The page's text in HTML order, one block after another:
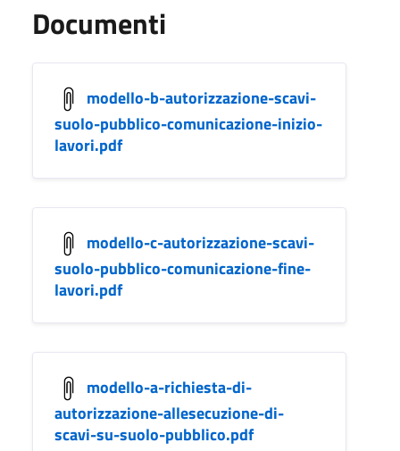
Documenti
modello-b-autorizzazione-scavi-
suolo-pubblico-comunicazione-inizio-
lavori.pdf
modello-c-autorizzazione-scavi-
suolo-pubblico-comunicazione-fine-
lavori.pdf
modello-a-richiesta-di-
autorizzazione-allesecuzione-di-
scavi-su-suolo-pubblico.pdf